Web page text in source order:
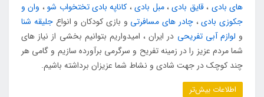
های بادی ،قایق بادی،مبل بادی، کاناپه بادی تختخواب شو، وان و
جکوزی بادی،چادر های مسافرتی و بازی کودکان و انواعجلیقه شنا
و لوازم آبی تفریحی در ایران ، امیدواریم بتوانیم بخشی از نیاز های
شما مردم عزیز را در زمینه تفریح و سرگرمی برآورده سازیم و گامی هر
چند کوچک در جهت شادی و نشاط شما عزیزان برداشته باشیم.
اطلاعات بیش‌تر